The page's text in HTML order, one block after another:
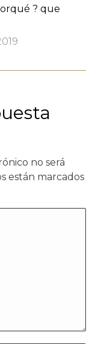
? que
no será
están marcados